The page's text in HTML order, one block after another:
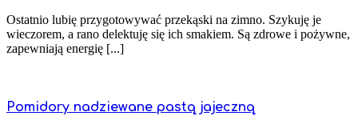
Ostatnio lubię przygotowywać przekąski na zimno. Szykuję je
wieczorem, a rano delektuję się ich smakiem. Są zdrowe i pożywne,
zapewniają energię [...]
Pomidory nadziewane pastą jajeczną